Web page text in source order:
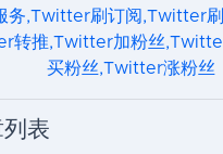
务,Twitter刷订阅,Twitter
转推,Twitter加粉丝
买粉丝,Twitter涨粉丝
表